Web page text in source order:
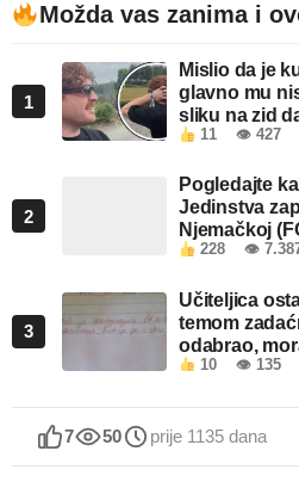
Možda vas zanima i
1
Mislio da je
glavno mu
sliku na zid
11 👁 427
2
Pogledajte
Jedinstva
Njemačkoj
228 👁
3
Učiteljica
temom
odabrao,
10 👁 135
7 50 prije 1135 dana